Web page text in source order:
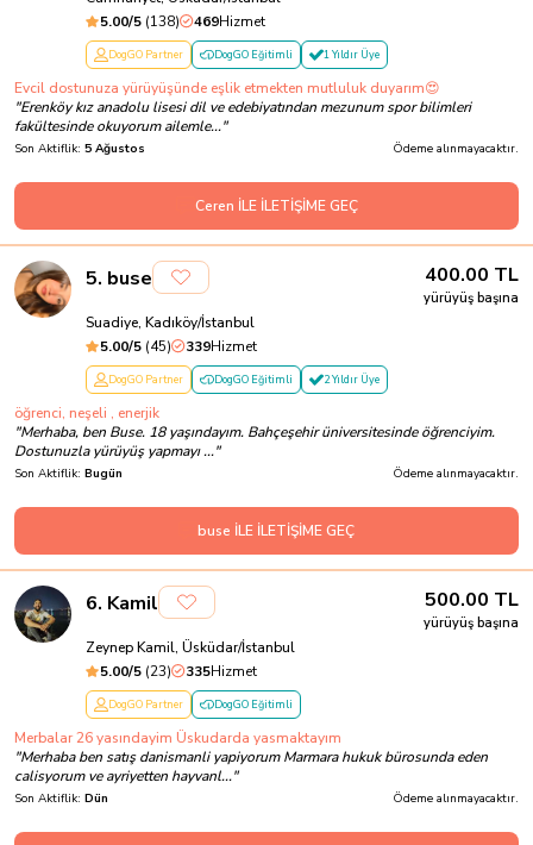
5.00/5 (138) 469Hizmet
DogGO Partner DogGO Eğitimli 1 Yıldır Üye
Evcil dostunuza yürüyüşünde eşlik etmekten mutluluk duyarım😍
"Erenköy kız anadolu lisesi dil ve edebiyatından mezunum spor bilimleri
fakültesinde okuyorum ailemle..."
Son Aktiflik: 5 Ağustos Ödeme alınmayacaktır.
Ceren İLE İLETİŞİME GEÇ
5. buse 400.00 TL
yürüyüş başına
Suadiye, Kadıköy/İstanbul
5.00/5 (45) 339Hizmet
DogGO Partner DogGO Eğitimli 2 Yıldır Üye
öğrenci, neşeli , enerjik
"Merhaba, ben Buse. 18 yaşındayım. Bahçeşehir üniversitesinde öğrenciyim.
Dostunuzla yürüyüş yapmayı ..."
Son Aktiflik: Bugün Ödeme alınmayacaktır.
buse İLE İLETİŞİME GEÇ
6. Kamil 500.00 TL
yürüyüş başına
Zeynep Kamil, Üsküdar/İstanbul
5.00/5 (23) 335Hizmet
DogGO Partner DogGO Eğitimli
Merbalar 26 yasındayim Üskudarda yasmaktayım
"Merhaba ben satış danismanli yapiyorum Marmara hukuk bürosunda eden
calisyorum ve ayriyetten hayvanl..."
Son Aktiflik: Dün Ödeme alınmayacaktır.